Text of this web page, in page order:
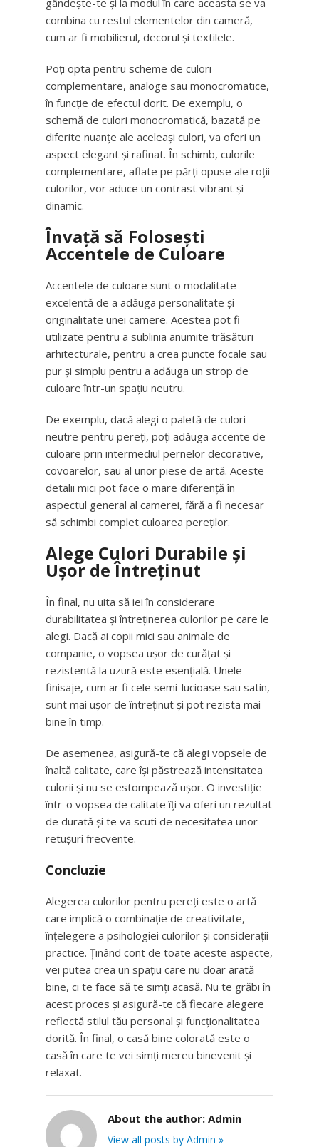
gândește-te și la modul în care aceasta se va
combina cu restul elementelor din cameră,
cum ar fi mobilierul, decorul și textilele.
Poți opta pentru scheme de culori
complementare, analoge sau monocromatice,
în funcție de efectul dorit. De exemplu, o
schemă de culori monocromatică, bazată pe
diferite nuanțe ale aceleași culori, va oferi un
aspect elegant și rafinat. În schimb, culorile
complementare, aflate pe părți opuse ale roții
culorilor, vor aduce un contrast vibrant și
dinamic.
Învață să Folosești
Accentele de Culoare
Accentele de culoare sunt o modalitate
excelentă de a adăuga personalitate și
originalitate unei camere. Acestea pot fi
utilizate pentru a sublinia anumite trăsături
arhitecturale, pentru a crea puncte focale sau
pur și simplu pentru a adăuga un strop de
culoare într-un spațiu neutru.
De exemplu, dacă alegi o paletă de culori
neutre pentru pereți, poți adăuga accente de
culoare prin intermediul pernelor decorative,
covoarelor, sau al unor piese de artă. Aceste
detalii mici pot face o mare diferență în
aspectul general al camerei, fără a fi necesar
să schimbi complet culoarea pereților.
Alege Culori Durabile și
Ușor de Întreținut
În final, nu uita să iei în considerare
durabilitatea și întreținerea culorilor pe care le
alegi. Dacă ai copii mici sau animale de
companie, o vopsea ușor de curățat și
rezistentă la uzură este esențială. Unele
finisaje, cum ar fi cele semi-lucioase sau satin,
sunt mai ușor de întreținut și pot rezista mai
bine în timp.
De asemenea, asigură-te că alegi vopsele de
înaltă calitate, care își păstrează intensitatea
culorii și nu se estompează ușor. O investiție
într-o vopsea de calitate îți va oferi un rezultat
de durată și te va scuti de necesitatea unor
retușuri frecvente.
Concluzie
Alegerea culorilor pentru pereți este o artă
care implică o combinație de creativitate,
înțelegere a psihologiei culorilor și considerații
practice. Ținând cont de toate aceste aspecte,
vei putea crea un spațiu care nu doar arată
bine, ci te face să te simți acasă. Nu te grăbi în
acest proces și asigură-te că fiecare alegere
reflectă stilul tău personal și funcționalitatea
dorită. În final, o casă bine colorată este o
casă în care te vei simți mereu binevenit și
relaxat.
About the author: Admin
View all posts by Admin »